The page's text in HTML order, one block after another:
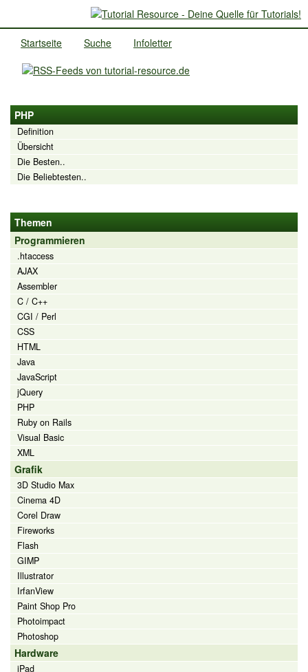
Startseite Suche Infoletter
PHP
Definition
Übersicht
Die Besten..
Die Beliebtesten..
Themen
Programmieren
.htaccess
AJAX
Assembler
C / C++
CGI / Perl
CSS
HTML
Java
JavaScript
jQuery
PHP
Ruby on Rails
Visual Basic
XML
Grafik
3D Studio Max
Cinema 4D
Corel Draw
Fireworks
Flash
GIMP
Illustrator
IrfanView
Paint Shop Pro
Photoimpact
Photoshop
Hardware
iPad